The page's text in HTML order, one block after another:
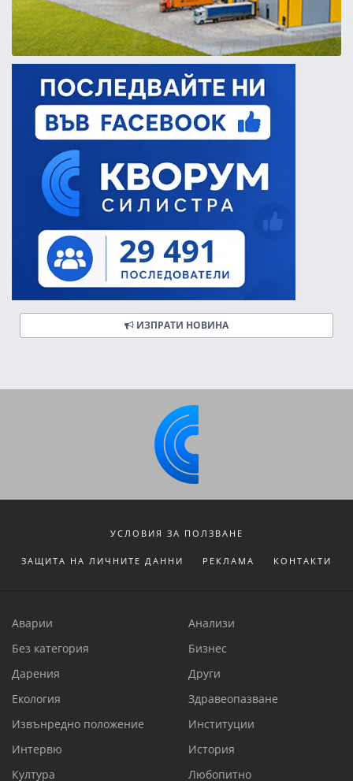
ИЗПРАТИ НОВИНА
УСЛОВИЯ ЗА ПОЛЗВАНЕ
ЗАЩИТА НА ЛИЧНИТЕ ДАННИ РЕКЛАМА КОНТАКТИ
Аварии
Анализи
Без категория
Бизнес
Дарения
Други
Екология
Здравеопазване
Извънредно положение
Институции
Интервю
История
Култура
Любопитно